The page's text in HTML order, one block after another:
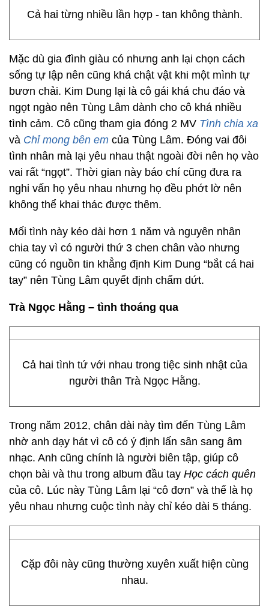
Cả hai từng nhiều lần hợp - tan không thành.
Mặc dù gia đình giàu có nhưng anh lại chọn cách
sống tự lập nên cũng khá chật vật khi một mình tự
bươn chải. Kim Dung lại là cô gái khá chu đáo và
ngọt ngào nên Tùng Lâm dành cho cô khá nhiều
tình cảm. Cô cũng tham gia đóng 2 MV Tình chia xa
và Chỉ mong bên em của Tùng Lâm. Đóng vai đôi
tình nhân mà lại yêu nhau thật ngoài đời nên họ vào
vai rất “ngọt”. Thời gian này báo chí cũng đưa ra
nghi vấn họ yêu nhau nhưng họ đều phớt lờ nên
không thể khai thác được thêm.
Mối tình này kéo dài hơn 1 năm và nguyên nhân
chia tay vì có người thứ 3 chen chân vào nhưng
cũng có nguồn tin khẳng định Kim Dung “bắt cá hai
tay” nên Tùng Lâm quyết định chấm dứt.
Trà Ngọc Hằng – tình thoáng qua
Cả hai tình tứ với nhau trong tiệc sinh nhật của
người thân Trà Ngọc Hằng.
Trong năm 2012, chân dài này tìm đến Tùng Lâm
nhờ anh dạy hát vì cô có ý định lấn sân sang âm
nhạc. Anh cũng chính là người biên tập, giúp cô
chọn bài và thu trong album đầu tay Học cách quên
của cô. Lúc này Tùng Lâm lại “cô đơn” và thế là họ
yêu nhau nhưng cuộc tình này chỉ kéo dài 5 tháng.
Cặp đôi này cũng thường xuyên xuất hiện cùng
nhau.